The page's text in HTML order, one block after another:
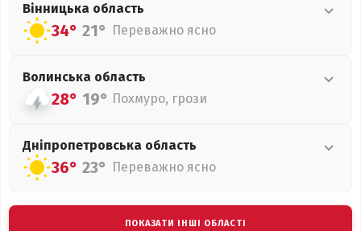
Вінницька область
34° 21° Переважно ясно
Волинська область
28° 19° Похмуро, грози
Дніпропетровська область
36° 23° Переважно ясно
ПОКАЗАТИ ІНШІ ОБЛАСТІ